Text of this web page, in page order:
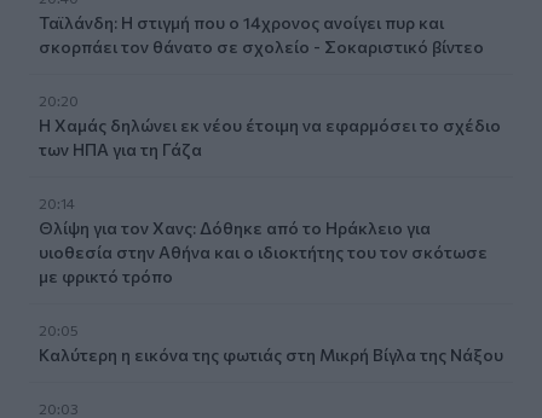
Ταϊλάνδη: Η στιγμή που ο 14χρονος ανοίγει πυρ και
σκορπάει τον θάνατο σε σχολείο - Σοκαριστικό βίντεο
20:20
Η Χαμάς δηλώνει εκ νέου έτοιμη να εφαρμόσει το σχέδιο
των ΗΠΑ για τη Γάζα
20:14
Θλίψη για τον Χανς: Δόθηκε από το Ηράκλειο για
υιοθεσία στην Αθήνα και ο ιδιοκτήτης του τον σκότωσε
με φρικτό τρόπο
20:05
Καλύτερη η εικόνα της φωτιάς στη Μικρή Βίγλα της Νάξου
20:03